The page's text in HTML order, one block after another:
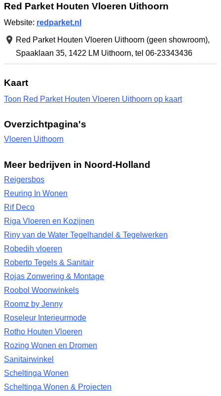
Red Parket Houten Vloeren Uithoorn
Website: redparket.nl
Red Parket Houten Vloeren Uithoorn (geen showroom),
Spaaklaan 35, 1422 LM Uithoorn, tel 06-23343436
Kaart
Toon Red Parket Houten Vloeren Uithoorn op kaart
Overzichtpagina's
Vloeren Uithoorn
Meer bedrijven in Noord-Holland
Reigersbos
Reuring In Wonen
Rif Deco
Riga Vloeren en Kozijnen
Riny van de Water Tegelhandel & Tegelwerken
Robedih vloeren
Roberto Tegels & Sanitair
Rojas Zonwering & Montage
Roobol Woonwinkels
Roomz by Jenny
Roseleur Interieurmode
Rotho Houten Vloeren
Rozing Wonen en Dromen
Sanitairwinkel
Scheltinga Wonen
Scheltinga Wonen & Projecten